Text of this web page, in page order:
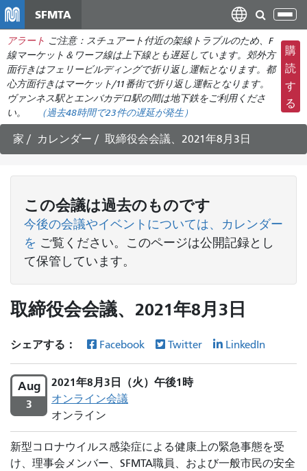
ン
コ
ン
テ
ン
ツ
に
移
動
SFMTA
ナ
ビ
ゲ
ー
シ
ョ
ン
切
り
アラート ご注意：スチュアート付近の架線トラブルのため、F
線マーケット＆ワーフ線は上下線とも遅延しています。郊外方
面行きはフェリービルディングで折り返し運転となります。都
心方面行きはマーケット/11番街で折り返し運転となります。
ヴァンネス駅とエンバカデロ駅の間は地下鉄をご利用くださ
い。
（過去48時間で23件の遅延が発生）
購
読
す
る
家 カレンダー 取締役会会議、2021年8月3日
この会議は過去のものです
今後の会議やイベントについては、カレンダー
を ご覧ください。このページは公開記録とし
て保管しています。
取締役会会議、2021年8月3日
シェアする： Facebook Twitter LinkedIn
Aug
3
2021年8月3日（火）午後1時
オンライン会議
オンライン
新型コロナウイルス感染症による健康上の緊急事態を受
け、理事会メンバー、SFMTA職員、および一般市民の安全